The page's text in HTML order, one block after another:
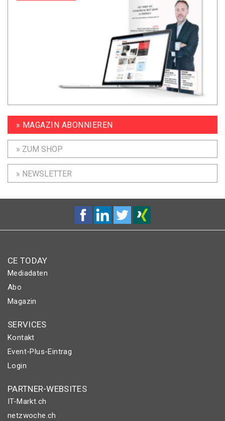
» MAGAZIN ABONNIEREN
» ZUM SHOP
» NEWSLETTER
CE TODAY
Mediadaten
Abo
Magazin
SERVICES
Kontakt
Event-Plus-Eintrag
Login
PARTNER-WEBSITES
IT-Markt.ch
netzwoche.ch